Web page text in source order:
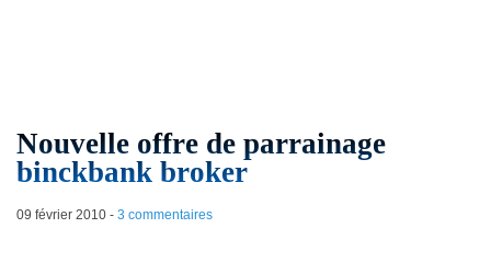
Nouvelle offre de parrainage
binckbank broker
09 février 2010- 3 commentaires